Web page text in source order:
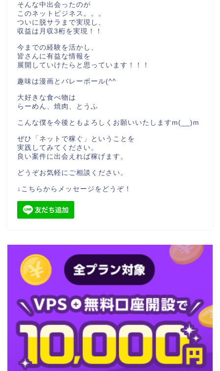
そんな中出会ったのが
このネットビジネス。。。
ついに脱サラまで実現し、
収益は月収3桁を実現！！
今までの経験を活かし、
皆さんに有益な情報を
展開していけたらと思っています！！！
趣味は漫画とバレーボール(^^
大好きな食べ物は
らーめん、焼肉、とうふ
こんな僕を今後ともよろしくお願いいたしますm(__)m
ぜひ「ネットで稼ぐ」ということを
実践してみてください。
良い案件に出会えれば稼げます。
どうぞお気軽にご相談ください。
↓こちらからメッセージをどうぞ！